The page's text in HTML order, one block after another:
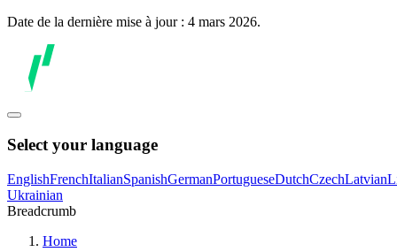
Date de la dernière mise à jour : 4 mars 2026.
Select your language
EnglishFrenchItalianSpanishGermanPortugueseDutchCzechLatvian
Ukrainian
Breadcrumb
Home